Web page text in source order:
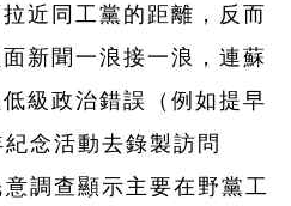
近同工黨的距離，反而
新聞一浪接一浪，連蘇
級政治錯誤（例如提早
念活動去錄製訪問
調查顯示主要在野黨工